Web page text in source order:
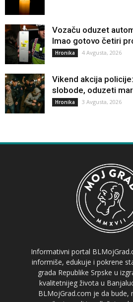
Vozaču oduzet
Imao gotovo četiri
Hronika 4 Avgusta, 2026
Vikend akcija
slobode, oduzeti
Hronika 3 Avgusta, 2026
Informativni portal
informiše, edukuje i pokrene
grada Republike Srpske u
kvalitetnijeg života u
BLMojGrad.com je da bude,